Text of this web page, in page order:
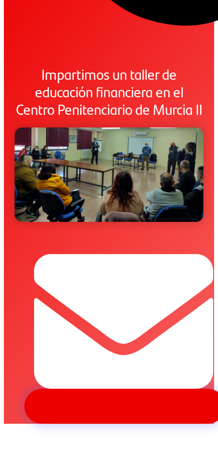
Impartimos un taller de
educación financiera en el
Centro Penitenciario de Murcia II